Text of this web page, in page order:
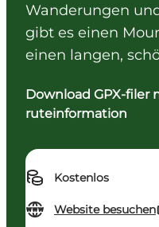
Wanderungen
gibt es einen
einen langen,
Download GPX-filer
ruteinformation
Kostenlos
Website besuchen